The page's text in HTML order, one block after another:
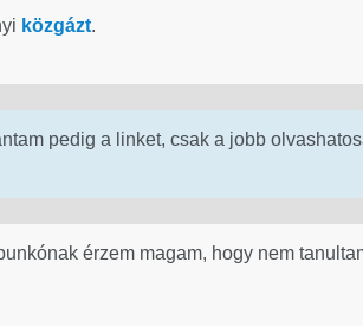
közgázt.
pedig a linket, csak a jobb
érzem magam, hogy nem